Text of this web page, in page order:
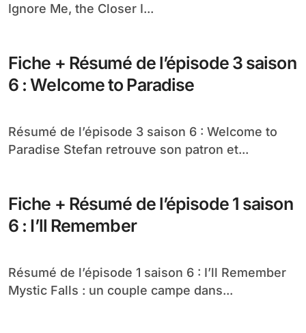
Ignore Me, the Closer I...
Fiche + Résumé de l’épisode 3 saison
6 : Welcome to Paradise
Résumé de l’épisode 3 saison 6 : Welcome to
Paradise Stefan retrouve son patron et...
Fiche + Résumé de l’épisode 1 saison
6 : I’ll Remember
Résumé de l’épisode 1 saison 6 : I’ll Remember
Mystic Falls : un couple campe dans...